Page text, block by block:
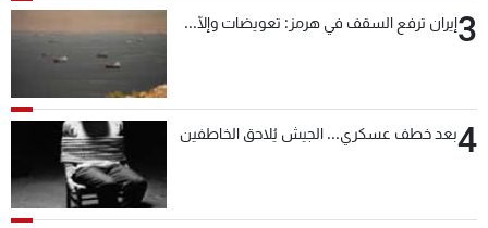
3إيران ترفع السقف في هرمز: تعويضات وإلّا...
4بعد خطف عسكري... الجيش يُلاحق الخاطفين